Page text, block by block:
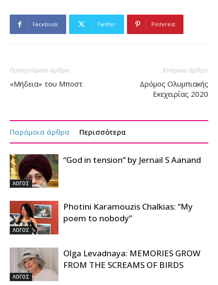
Facebook Twitter Pinterest
Προηγούμενο άρθρο
«Μήδεια» του Μποστ
Επόμενο άρθρο
Δρόμος Ολυμπιακής
Εκεχειρίας 2020
Παρόμοια άρθρα Περισσότερα
ΛΟΓΟΣ
“God in tension” by Jernail S Aanand
ΛΟΓΟΣ
Photini Karamouzis Chalkias: “My
poem to nobody”
ΛΟΓΟΣ
Olga Levadnaya: MEMORIES GROW
FROM THE SCREAMS OF BIRDS